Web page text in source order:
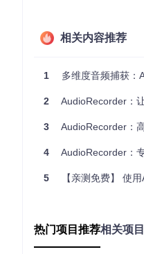
库存储标记信息，结合
创新特性
技术架构层面，
统文件操作，应用在
ncTask，使音频处理逻
系统跟随三种模式，通
实用指南
相关内容推荐
1 多维度音频捕获：
2 AudioRecorder：
3 AudioRecorder：
4 AudioRecorder：
5 【亲测免费】 使
热门项目推荐相关项